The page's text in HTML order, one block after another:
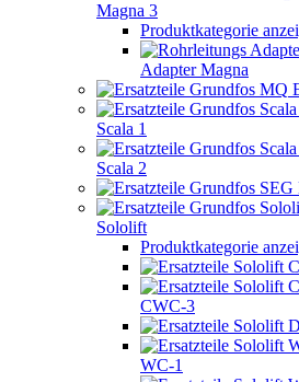
Magna 3
Produktkategorie
Adapter Magna
Scala 1
Scala 2
Sololift
Produktkategorie
CWC-3
WC-1